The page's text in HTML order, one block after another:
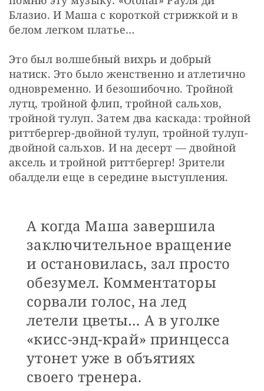
Блазио. И Маша с короткой стрижкой и в
белом легком платье…
Это был волшебный вихрь и добрый
натиск. Это было женственно и атлетично
одновременно. И безошибочно. Тройной
лутц, тройной флип, тройной сальхов,
тройной тулуп. Затем два каскада: тройной
риттбергер-двойной тулуп, тройной тулуп-
двойной сальхов. И на десерт — двойной
аксель и тройной риттбергер! Зрители
обалдели еще в середине выступления.
А когда Маша завершила
заключительное вращение
и остановилась, зал просто
обезумел. Комментаторы
сорвали голос, на лед
летели цветы… А в уголке
«кисс-энд-край» принцесса
утонет уже в объятиях
своего тренера.